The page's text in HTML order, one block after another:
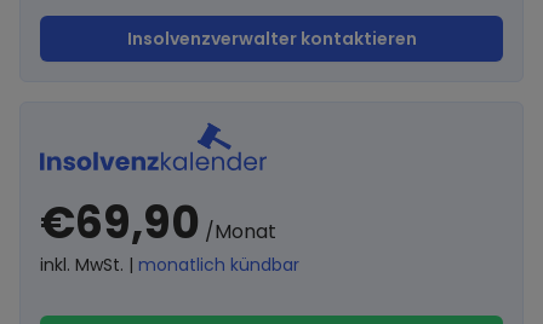
Insolvenzverwalter kontaktieren
€69,90 /Monat
inkl. MwSt. | monatlich kündbar